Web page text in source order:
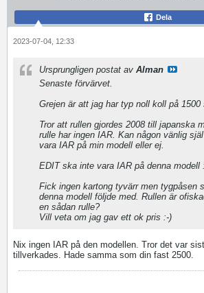
Dela
2023-07-04, 12:33
Ursprungligen postat av Alman
Senaste förvärvet.
Grejen är att jag har typ noll koll på 1500
Tror att rullen gjordes 2008 till japanska
rulle har ingen IAR. Kan någon vänlig
vara IAR på min modell eller ej.
EDIT ska inte vara IAR på denna modell
Fick ingen kartong tyvärr men tygpåsen
denna modell följde med. Rullen är
en sådan rulle?
Vill veta om jag gav ett ok pris :-)
Nix ingen IAR på den modellen. Tror det var
tillverkades. Hade samma som din fast 2500.